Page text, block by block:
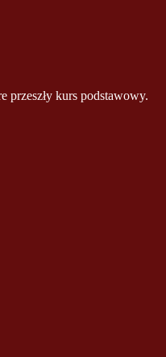
kurs podstawowy.